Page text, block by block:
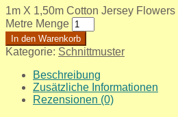
1m X 1,50m Cotton Jersey
Metre Menge
In den Warenkorb
Kategorie: Schnittmuster
Beschreibung
Zusätzliche Informationen
Rezensionen (0)